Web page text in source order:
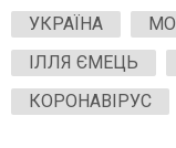
УКРАЇНА
ІЛЛЯ ЄМЕЦЬ
КОРОНАВІРУС